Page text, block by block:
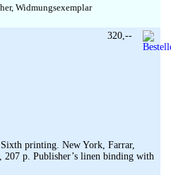
Widmungsexemplar
printing. New York, Farrar,
207 p. Publisher’s linen binding with
320,--